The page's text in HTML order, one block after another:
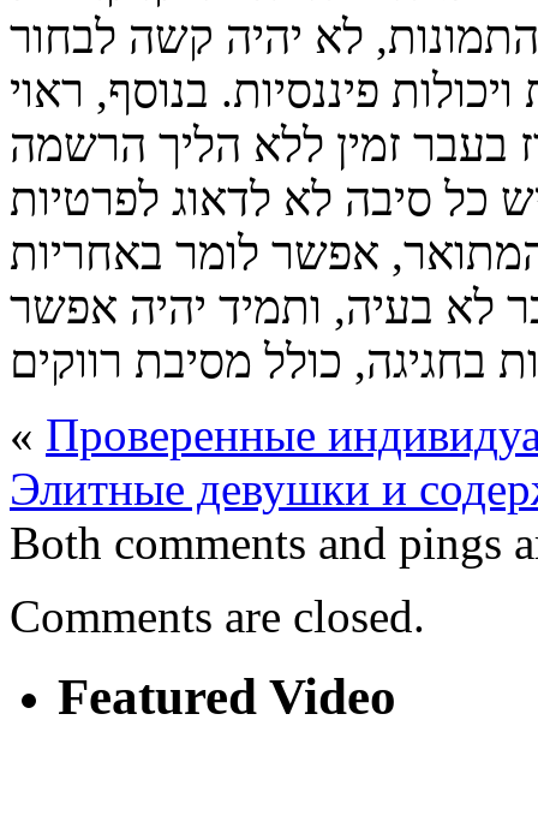
לא יהיה קשה לבחור
פיננסיות. בנוסף, ראוי
בעבר זמין ללא הליך הרשמה
כל סיבה לא לדאוג לפרטיות
אפשר לומר באחריות
לא בעיה, ותמיד יהיה אפשר
« Проверенные
Элитные девушки и
Both comments and pings
Comments are closed.
Featured Video